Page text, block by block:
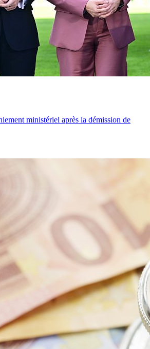
ministériel après la démission de